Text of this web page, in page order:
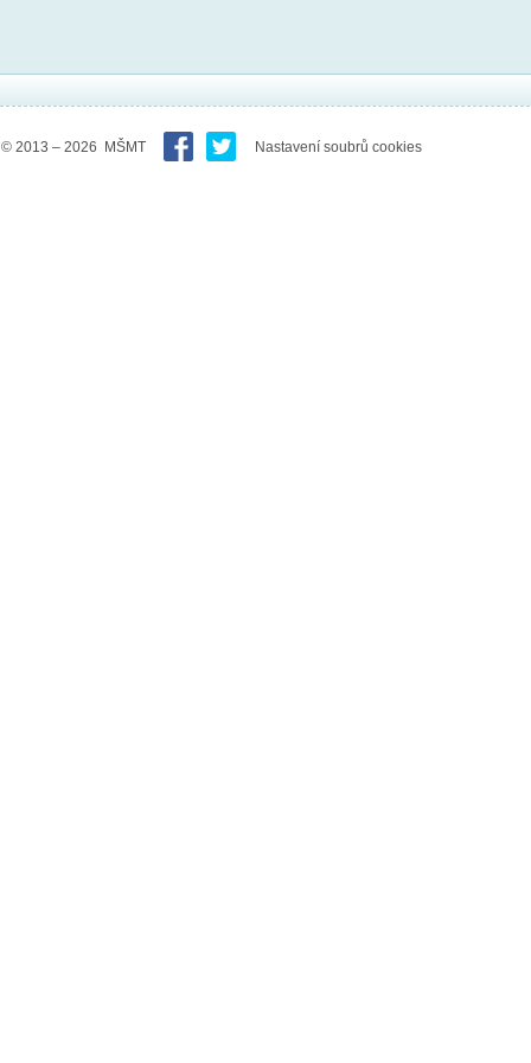
© 2013 – 2026 MŠMT Nastavení soubrů cookies